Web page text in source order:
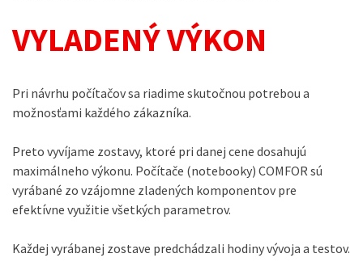
VYLADENÝ VÝKON
Pri návrhu počítačov sa riadime skutočnou potrebou a
možnosťami každého zákazníka.
Preto vyvíjame zostavy, ktoré pri danej cene dosahujú
maximálneho výkonu. Počítače (notebooky) COMFOR sú
vyrábané zo vzájomne zladených komponentov pre
efektívne využitie všetkých parametrov.
Každej vyrábanej zostave predchádzali hodiny vývoja a testov.